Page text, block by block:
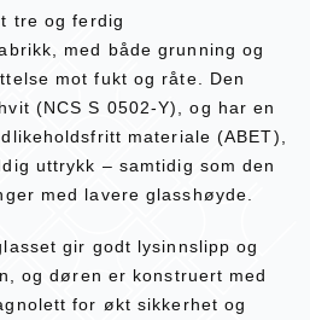
tre og ferdig
med både grunning og
mot fukt og råte. Den
(NCS S 0502-Y), og har en
materiale (ABET),
uttrykk – samtidig som den
med lavere glasshøyde.
gir godt lysinnslipp og
og døren er konstruert med
for økt sikkerhet og